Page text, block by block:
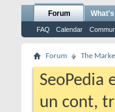
Forum
FAQ Calendar
Forum The
SeoPedia
un cont,